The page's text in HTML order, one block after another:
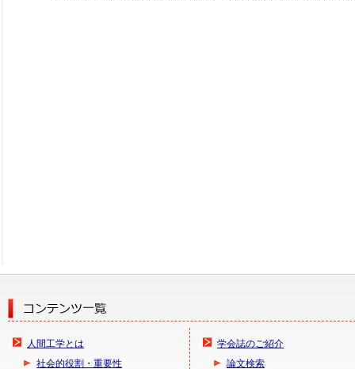
人間工学とは
社会的役割・重要性
学会誌のご紹介
論文検索